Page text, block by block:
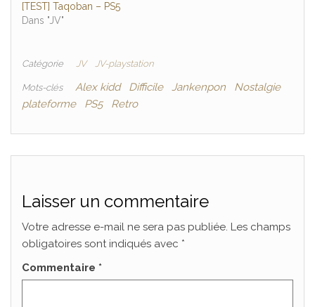
[TEST] Taqoban – PS5
Dans "JV"
Catégorie JV JV-playstation
Mots-clés Alex kidd Difficile Jankenpon
Nostalgie
plateforme
PS5 Retro
Laisser un commentaire
Votre adresse e-mail ne sera pas publiée. Les champs
obligatoires sont indiqués avec *
Commentaire *